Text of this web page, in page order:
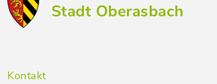
Stadt Oberasbach
Kontakt